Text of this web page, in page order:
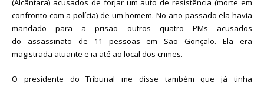
(Alcântara) acusados de forjar um auto de resistência (morte em
confronto com a polícia) de um homem. No ano passado ela havia
mandado para a prisão outros quatro PMs acusados
do assassinato de 11 pessoas em São Gonçalo. Ela era
magistrada atuante e ia até ao local dos crimes.
O presidente do Tribunal me disse também que já tinha